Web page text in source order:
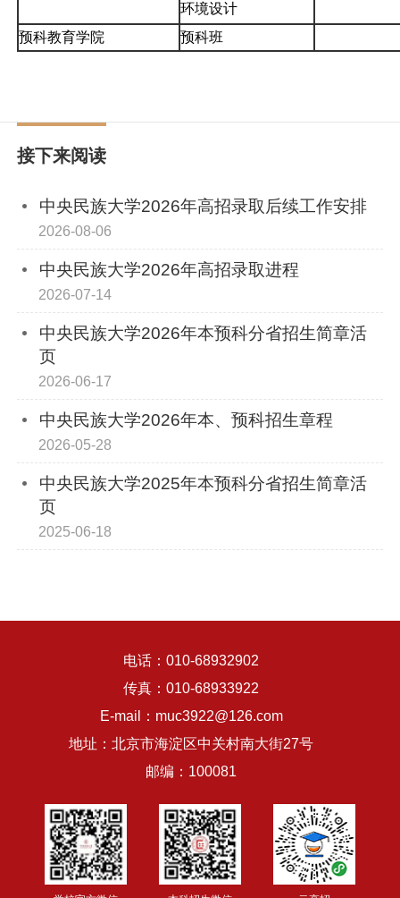
环境设计
预科教育学院
预科班
接下来阅读
中央民族大学2026年高招录取后续工作安排
2026-08-06
中央民族大学2026年高招录取进程
2026-07-14
中央民族大学2026年本预科分省招生简章活
页
2026-06-17
中央民族大学2026年本、预科招生章程
2026-05-28
中央民族大学2025年本预科分省招生简章活
页
2025-06-18
电话：010-68932902
传真：010-68933922
E-mail：muc3922@126.com
地址：北京市海淀区中关村南大街27号
邮编：100081